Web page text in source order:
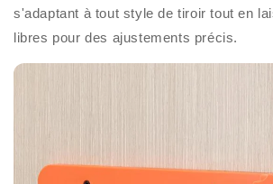
s'adaptant à tout style de tiroir tout en
libres pour des ajustements précis.